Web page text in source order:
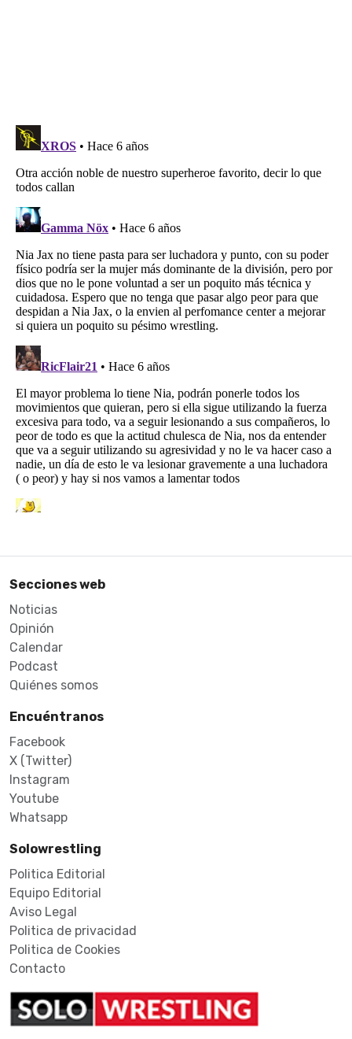
Secciones web
Noticias
Opinión
Calendar
Podcast
Quiénes somos
Encuéntranos
Facebook
X (Twitter)
Instagram
Youtube
Whatsapp
Solowrestling
Politica Editorial
Equipo Editorial
Aviso Legal
Politica de privacidad
Politica de Cookies
Contacto